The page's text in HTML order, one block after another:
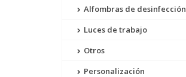
Alfombras de desinfección
Luces de trabajo
Otros
Personalización